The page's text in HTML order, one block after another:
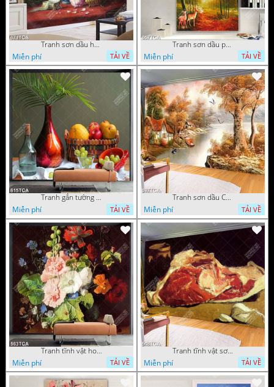
Tranh sơn dầu hoa quả tĩnh vật nghệ thuật gắn tường
Miễn phí
TẢI VỀ
Tranh sơn dầu phong cảnh mùa thu cây lá vàng và nai trang trí tường
Miễn phí
TẢI VỀ
Tranh gắn tường hoa quả nghệ thuật
Miễn phí
TẢI VỀ
Tranh sơn dầu Châu Âu phong cảnh ngôi làng bên dòng sông
Miễn phí
TẢI VỀ
Tranh tĩnh vật hoa quả decor phòng khách in uv
Miễn phí
TẢI VỀ
Tranh tĩnh vật sơn dầu nước ngoài trang trí phòng bếp
Miễn phí
TẢI VỀ